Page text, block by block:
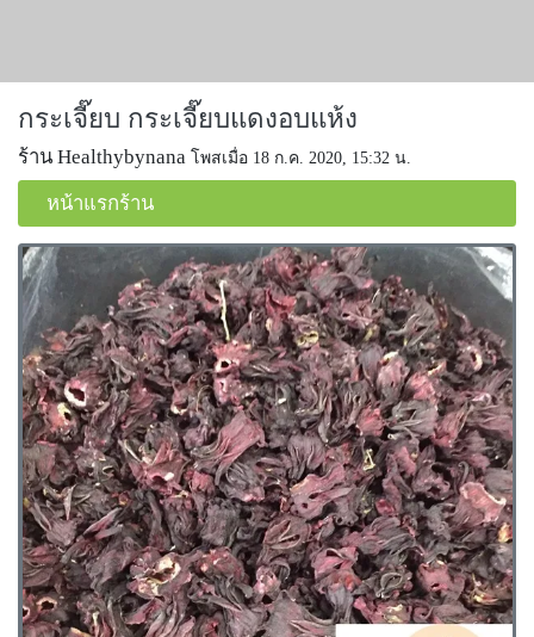
กระเจี๊ยบ กระเจี๊ยบแดงอบแห้ง
ร้าน Healthybynana โพสเมื่อ 18 ก.ค. 2020, 15:32 น.
หน้าแรกร้าน